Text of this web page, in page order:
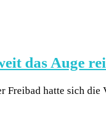
das Auge
Freibad hatte sich